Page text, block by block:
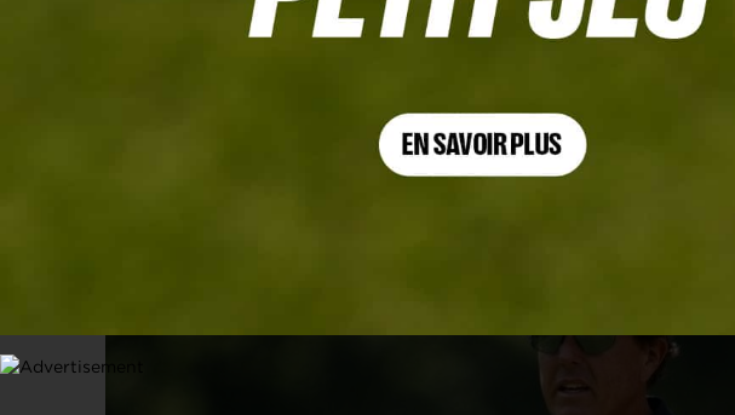
Phil Mickelson bientôt banni par le PGA Tour ?